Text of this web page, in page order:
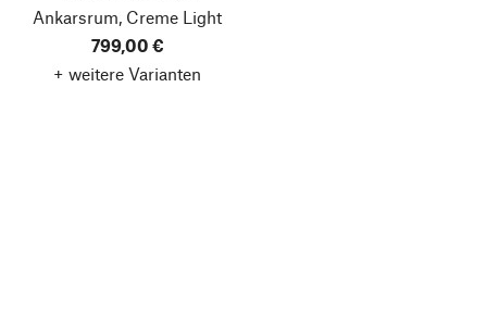
Ankarsrum, Creme Light
799,00 €
+ weitere Varianten